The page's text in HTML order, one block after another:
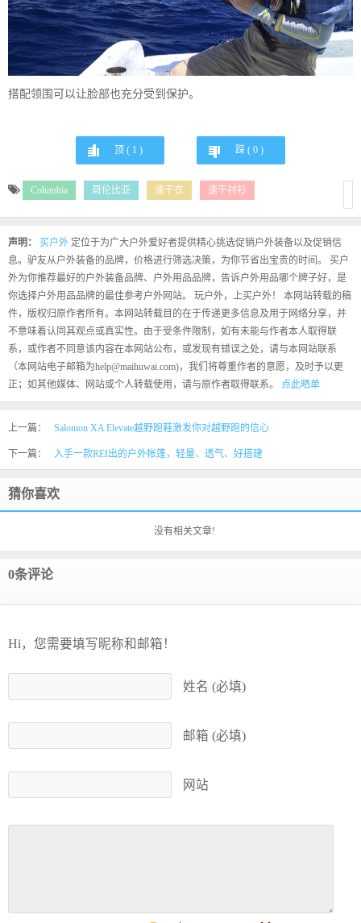
搭配领围可以让脸部也充分受到保护。
顶 ( 1 ) 踩 ( 0)
Columbia 哥伦比亚 速干衣 速干衬衫
声明： 买户外 定位于为广大户外爱好者提供精心挑选促销户外装备以及促销信
息。驴友从户外装备的品牌，价格进行筛选决策，为你节省出宝贵的时间。 买户
外为你推荐最好的户外装备品牌、户外用品品牌，告诉户外用品哪个牌子好，是
你选择户外用品品牌的最佳参考户外网站。 玩户外，上买户外！ 本网站转载的稿
件，版权归原作者所有。本网站转载目的在于传递更多信息及用于网络分享，并
不意味着认同其观点或真实性。由于受条件限制，如有未能与作者本人取得联
系，或作者不同意该内容在本网站公布，或发现有错误之处，请与本网站联系
（本网站电子邮箱为help@maihuwai.com)，我们将尊重作者的意愿，及时予以更
正；如其他媒体、网站或个人转载使用，请与原作者取得联系。 点此晒单
上一篇： Salomon XA Elevate越野跑鞋激发你对越野跑的信心
下一篇： 入手一款REI出的户外帐篷，轻量、透气、好搭建
猜你喜欢
没有相关文章!
0条评论
Hi，您需要填写昵称和邮箱！
姓名 (必填)
邮箱 (必填)
网站